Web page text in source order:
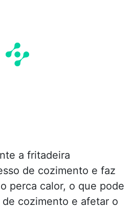
a fritadeira
de cozimento e faz
perca calor, o que pode
cozimento e afetar o